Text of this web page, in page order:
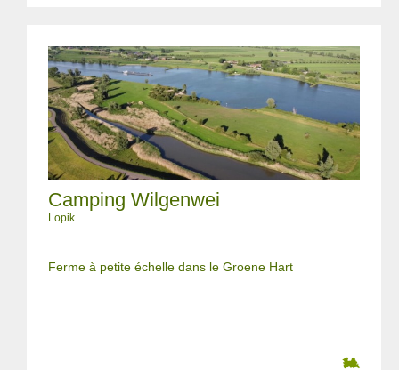
Camping Wilgenwei
Lopik
Ferme à petite échelle dans le Groene Hart